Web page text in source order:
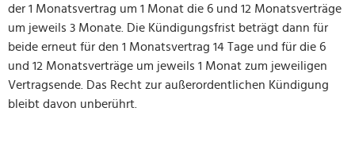
der 1 Monatsvertrag um 1 Monat die 6 und 12 Monatsverträge
um jeweils 3 Monate. Die Kündigungsfrist beträgt dann für
beide erneut für den 1 Monatsvertrag 14 Tage und für die 6
und 12 Monatsverträge um jeweils 1 Monat zum jeweiligen
Vertragsende. Das Recht zur außerordentlichen Kündigung
bleibt davon unberührt.